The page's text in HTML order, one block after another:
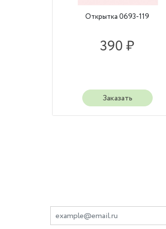
Открытка 0693-119
390 ₽
Заказать